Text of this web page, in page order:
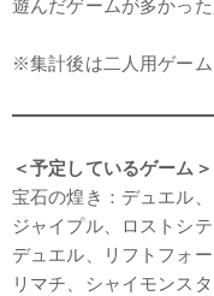
遊んだゲームが多かっ
※集計後は二人用ゲーム
＜予定しているゲーム＞
宝石の煌き：デュエル
ジャイプル、ロストシ
デュエル、リフトフォ
リマチ、シャイモンス